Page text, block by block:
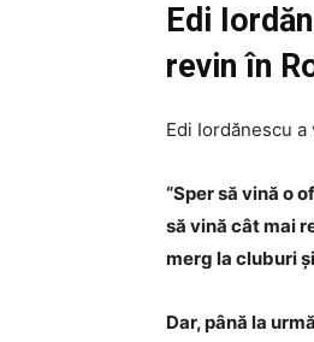
Edi
revin în
Edi Iordănescu
“Sper să vină o
să vină cât mai
merg la cluburi
Dar, până la